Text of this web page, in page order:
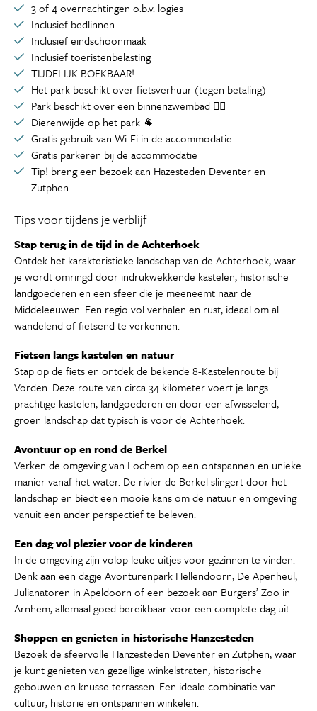
3 of 4 overnachtingen o.b.v. logies
Inclusief bedlinnen
Inclusief eindschoonmaak
Inclusief toeristenbelasting
TIJDELIJK BOEKBAAR!
Het park beschikt over fietsverhuur (tegen betaling)
Park beschikt over een binnenzwembad 🏊‍♀️
Dierenwijde op het park 🐐
Gratis gebruik van Wi-Fi in de accommodatie
Gratis parkeren bij de accommodatie
Tip! breng een bezoek aan Hazesteden Deventer en
Zutphen
Tips voor tijdens je verblijf
Stap terug in de tijd in de Achterhoek
Ontdek het karakteristieke landschap van de Achterhoek, waar
je wordt omringd door indrukwekkende kastelen, historische
landgoederen en een sfeer die je meeneemt naar de
Middeleeuwen. Een regio vol verhalen en rust, ideaal om al
wandelend of fietsend te verkennen.
Fietsen langs kastelen en natuur
Stap op de fiets en ontdek de bekende 8-Kastelenroute bij
Vorden. Deze route van circa 34 kilometer voert je langs
prachtige kastelen, landgoederen en door een afwisselend,
groen landschap dat typisch is voor de Achterhoek.
Avontuur op en rond de Berkel
Verken de omgeving van Lochem op een ontspannen en unieke
manier vanaf het water. De rivier de Berkel slingert door het
landschap en biedt een mooie kans om de natuur en omgeving
vanuit een ander perspectief te beleven.
Een dag vol plezier voor de kinderen
In de omgeving zijn volop leuke uitjes voor gezinnen te vinden.
Denk aan een dagje Avonturenpark Hellendoorn, De Apenheul,
Julianatoren in Apeldoorn of een bezoek aan Burgers’ Zoo in
Arnhem, allemaal goed bereikbaar voor een complete dag uit.
Shoppen en genieten in historische Hanzesteden
Bezoek de sfeervolle Hanzesteden Deventer en Zutphen, waar
je kunt genieten van gezellige winkelstraten, historische
gebouwen en knusse terrassen. Een ideale combinatie van
cultuur, historie en ontspannen winkelen.